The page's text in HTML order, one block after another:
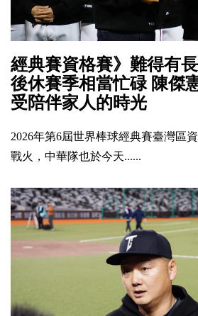
經典賽資格賽》難得有
後休賽季相當忙碌 陳傑
受陪伴家人的時光
2026年第6屆世界棒球經典賽臺灣區
戰火，中華隊也於今天......